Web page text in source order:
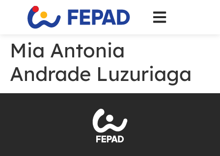
Mia Antonia
Andrade Luzuriaga